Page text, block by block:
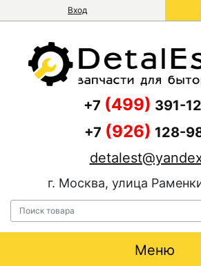
Вход
+7 (499) 391-
+7 (926) 128-
г. Москва, улица
Меню